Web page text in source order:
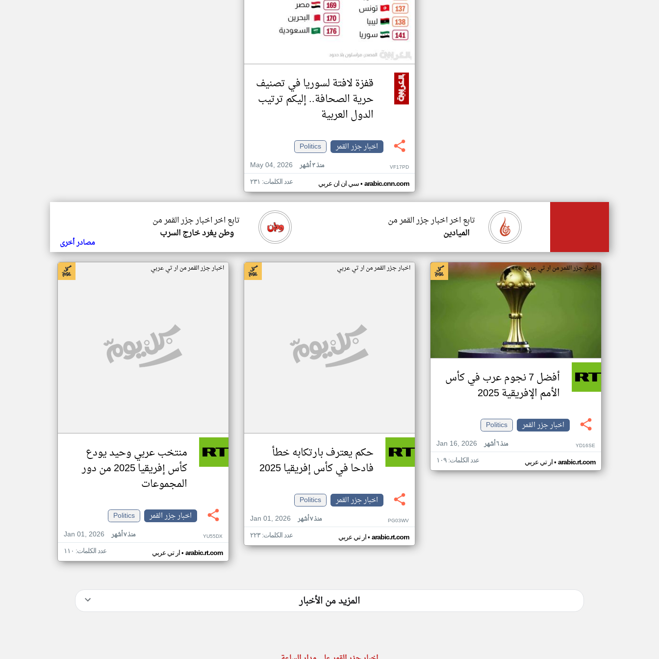
قفزة لافتة لسوريا في تصنيف
حرية الصحافة.. إليكم ترتيب
الدول العربية
اخبار جزر القمر
Politics
May 04, 2026
منذ ٣ أشهر VF17PD
سي ان ان عربي• arabic.cnn.com عدد الكلمات: ٢٣١
تابع اخر اخبار جزر القمر من
وطن يغرد خارج السرب
تابع اخر اخبار جزر القمر من
الميادين
مصادر أخرى
اخبار جزر القمر من ار تي عربي
أفضل 7 نجوم عرب في كأس
الأمم الإفريقية 2025
اخبار جزر القمر
Politics
Jan 16, 2026
منذ ٦ أشهر YD16SE
ار تي عربي• arabic.rt.com عدد الكلمات: ١٠٩
اخبار جزر القمر من ار تي عربي
حكم يعترف بارتكابه خطأ
فادحا في كأس إفريقيا 2025
اخبار جزر القمر
Politics
Jan 01, 2026
منذ ٧ أشهر PG03WV
ار تي عربي• arabic.rt.com عدد الكلمات: ٢٢٣
اخبار جزر القمر من ار تي عربي
منتخب عربي وحيد يودع
كأس إفريقيا 2025 من دور
المجموعات
اخبار جزر القمر
Politics
Jan 01, 2026
منذ ٧ أشهر YU55DX
ار تي عربي• arabic.rt.com عدد الكلمات: ١١٠
المزيد من الأخبار